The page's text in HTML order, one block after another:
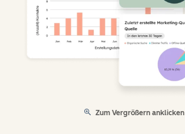
Zum Vergrößern anklicken